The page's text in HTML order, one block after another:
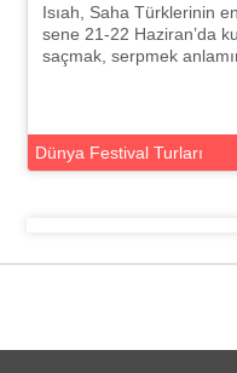
Isıah, Saha Türklerinin
sene 21-22 Haziran’da
saçmak, serpmek
Dünya Festival Turları